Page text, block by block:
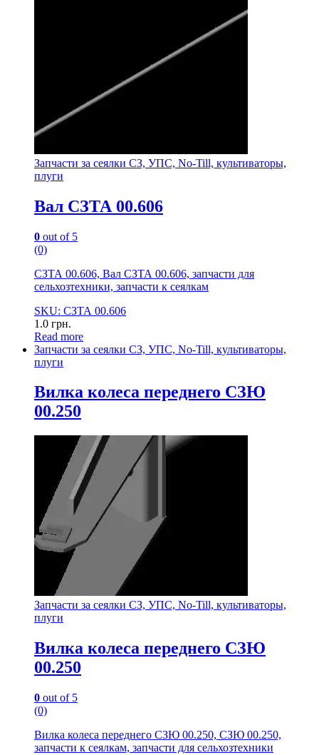
Запчасти за сеялки СЗ, УПС, No-Till, культиваторы,
плуги
Вал СЗТА 00.606
0 out of 5
(0)
СЗТА 00.606, Вал СЗТА 00.606, запчасти для
сельхозтехники, запчасти к сеялкам
SKU: СЗТА 00.606
1.0 грн.
Read more
Запчасти за сеялки СЗ, УПС, No-Till, культиваторы,
плуги
Вилка колеса переднего СЗЮ
00.250
Запчасти за сеялки СЗ, УПС, No-Till, культиваторы,
плуги
Вилка колеса переднего СЗЮ
00.250
0 out of 5
(0)
Вилка колеса переднего СЗЮ 00.250, СЗЮ 00.250,
запчасти к сеялкам, запчасти для сельхозтехники